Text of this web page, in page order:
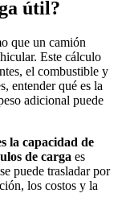
útil?
que un camión
Este cálculo
el combustible y
entender qué es la
adicional puede
la capacidad de
de carga es
puede trasladar por
los costos y la